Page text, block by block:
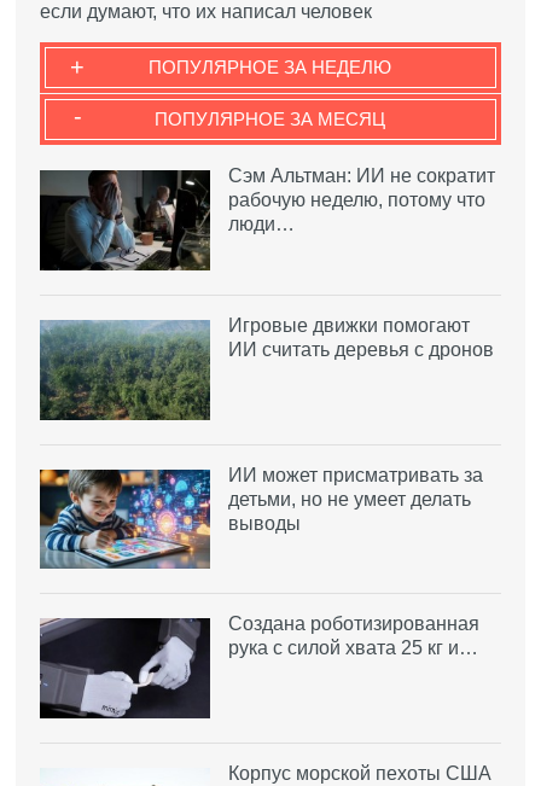
если думают, что их написал человек
ПОПУЛЯРНОЕ ЗА НЕДЕЛЮ
+
ПОПУЛЯРНОЕ ЗА МЕСЯЦ
-
Сэм Альтман: ИИ не сократит
рабочую неделю, потому что
люди…
Игровые движки помогают
ИИ считать деревья с дронов
ИИ может присматривать за
детьми, но не умеет делать
выводы
Создана роботизированная
рука с силой хвата 25 кг и…
Корпус морской пехоты США